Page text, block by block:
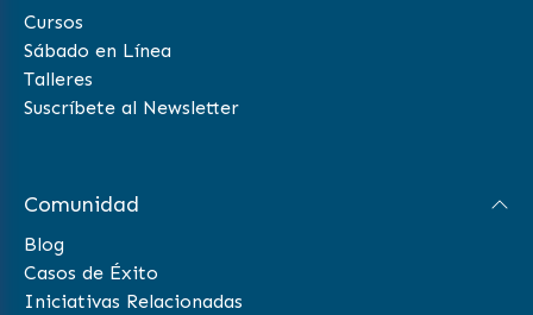
Cursos
Sábado en Línea
Talleres
Suscríbete al Newsletter
Comunidad
Blog
Casos de Éxito
Iniciativas Relacionadas